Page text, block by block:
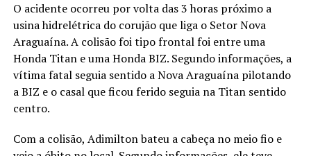
O acidente ocorreu por volta das 3 horas próximo a
usina hidrelétrica do corujão que liga o Setor Nova
Araguaína. A colisão foi tipo frontal foi entre uma
Honda Titan e uma Honda BIZ. Segundo informações, a
vítima fatal seguia sentido a Nova Araguaína pilotando
a BIZ e o casal que ficou ferido seguia na Titan sentido
centro.
Com a colisão, Adimilton bateu a cabeça no meio fio e